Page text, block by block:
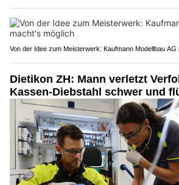
Von der Idee zum Meisterwerk: Kaufmann Modellbau AG
Dietikon ZH: Mann verletzt
Kassen-Diebstahl schwer und